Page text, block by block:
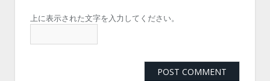
上に表示された文字を入力してください。